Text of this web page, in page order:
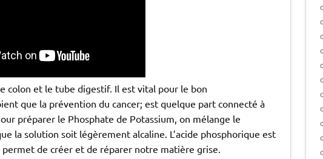
colon et le tube digestif. Il est vital pour le bon
que la prévention du cancer; est quelque part connecté à
préparer le Phosphate de Potassium, on mélange le
la solution soit légèrement alcaline. L’acide phosphorique est
de créer et de réparer notre matière grise.